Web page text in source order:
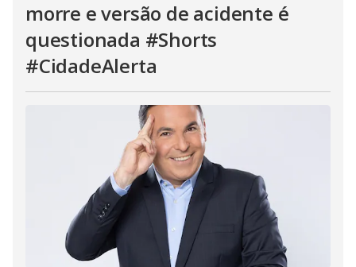
morre e versão de acidente é
questionada #Shorts
#CidadeAlerta